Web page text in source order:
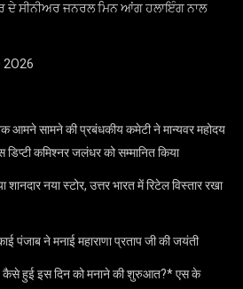
ਦੇ ਸੀਨੀਅਰ ਜਨਰਲ ਮਿਨ ਆਂਗ ਹਲਾਇੰਗ ਨਾਲ
2O26
आमने सामने की प्रबंधकीय कमेटी ने मान्यवर महोदय
डिप्टी कमिश्नर जलंधर को सम्मानित किया
नया स्टोर, उत्तर भारत में रिटेल विस्तार रखा
पंजाब ने मनाई महाराणा प्रताप जी की जयंती
कैसे हुई इस दिन को मनाने की शुरुआत?* एस के